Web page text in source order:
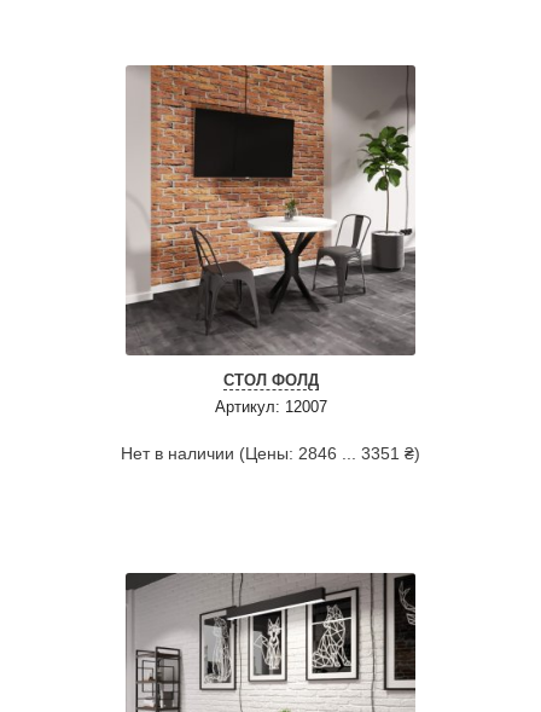
СТОЛ ФОЛД
Артикул: 12007
Нет в наличии (Цены: 2846 ... 3351 ₴)